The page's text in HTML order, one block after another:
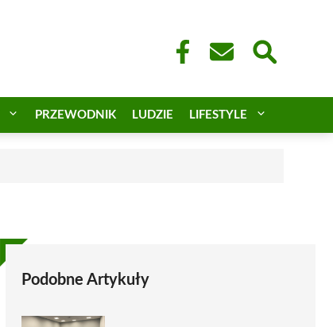
PRZEWODNIK LUDZIE LIFESTYLE
Podobne Artykuły